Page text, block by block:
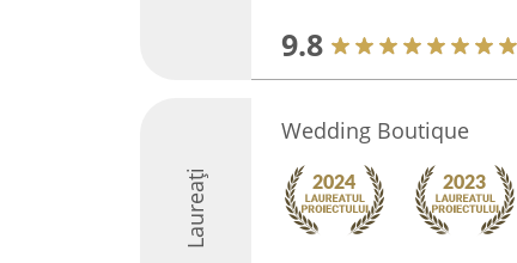
9.8
Laureați
Wedding Boutique